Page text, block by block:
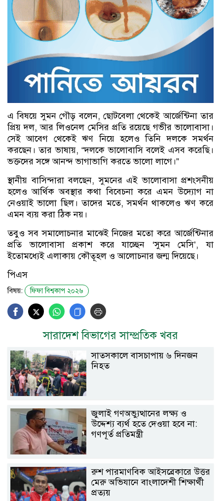
এ বিষয়ে সুমন গৌড় বলেন, ছোটবেলা থেকেই আর্জেন্টিনা তার
প্রিয় দল, আর লিওনেল মেসির প্রতি রয়েছে গভীর ভালোবাসা।
সেই আবেগ থেকেই ঋণ নিয়ে হলেও তিনি দলকে সমর্থন
করছেন। তার ভাষায়, “দলকে ভালোবাসি বলেই এসব করেছি।
ভক্তদের সঙ্গে আনন্দ ভাগাভাগি করতে ভালো লাগে।”
স্থানীয় বাসিন্দারা বলছেন, সুমনের এই ভালোবাসা প্রশংসনীয়
হলেও আর্থিক অবস্থার কথা বিবেচনা করে এমন উদ্যোগ না
নেওয়াই ভালো ছিল। তাদের মতে, সমর্থন থাকলেও ঋণ করে
এমন ব্যয় করা ঠিক নয়।
তবুও সব সমালোচনার মাঝেই নিজের মতো করে আর্জেন্টিনার
প্রতি ভালোবাসা প্রকাশ করে যাচ্ছেন ‘সুমন মেসি’, যা
ইতোমধ্যেই এলাকায় কৌতূহল ও আলোচনার জন্ম দিয়েছে।
পিএস
বিষয়: ফিফা বিশ্বকাপ ২০২৬
সারাদেশ বিভাগের সাম্প্রতিক খবর
সাতসকালে বাসচাপায় ৬ দিনজন
নিহত
জুলাই গণঅভ্যুত্থানের লক্ষ্য ও
উদ্দেশ্য ব্যর্থ হতে দেওয়া হবে না:
গণপূর্ত প্রতিমন্ত্রী
রুশ পারমাণবিক আইসব্রেকারে উত্তর
মেরু অভিযানে বাংলাদেশী শিক্ষার্থী
প্রত্যয়